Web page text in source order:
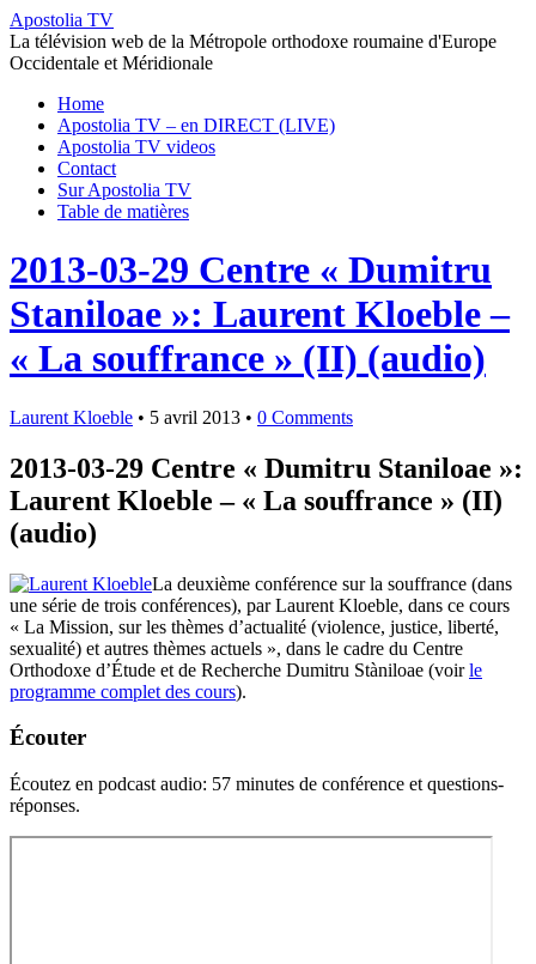
Apostolia TV
La télévision web de la Métropole orthodoxe roumaine d'Europe
Occidentale et Méridionale
Home
Apostolia TV – en DIRECT (LIVE)
Apostolia TV videos
Contact
Sur Apostolia TV
Table de matières
2013-03-29 Centre « Dumitru
Staniloae »: Laurent Kloeble –
« La souffrance » (II) (audio)
Laurent Kloeble • 5 avril 2013 • 0 Comments
2013-03-29 Centre « Dumitru Staniloae »:
Laurent Kloeble – « La souffrance » (II)
(audio)
La deuxième conférence sur la souffrance (dans
une série de trois conférences), par Laurent Kloeble, dans ce cours
« La Mission, sur les thèmes d’actualité (violence, justice, liberté,
sexualité) et autres thèmes actuels », dans le cadre du Centre
Orthodoxe d’Étude et de Recherche Dumitru Stàniloae (voirle
programme complet des cours).
Écouter
Écoutez en podcast audio: 57 minutes de conférence et questions-
réponses.